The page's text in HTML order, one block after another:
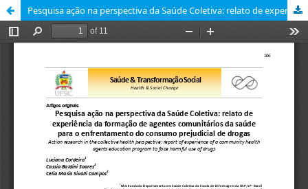
Pesquisa ação na perspectiva da Saúde Coletiva: relato de experiência da formação de agentes comunitários da saúde para o enfrentamento do consumo prejudicial de drogas [Action research in the collective health perspective: report of experience of...]